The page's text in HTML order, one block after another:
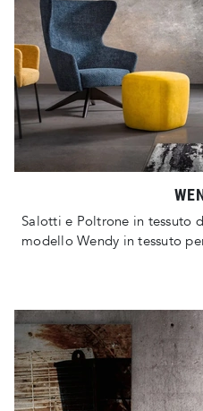
Salotti e Poltrone in tessuto
modello Wendy in tessuto